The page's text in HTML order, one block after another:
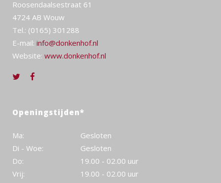
Roosendaalsestraat 61
4724 AB Wouw
Tel.: (0165) 301288
E-mail: info@donkenhof.nl
Website: www.donkenhof.nl
Openingstijden*
Ma:
Gesloten
Di - Woe:
Gesloten
Do:
19.00 - 02.00 uur
Vrij:
19.00 - 02.00 uur